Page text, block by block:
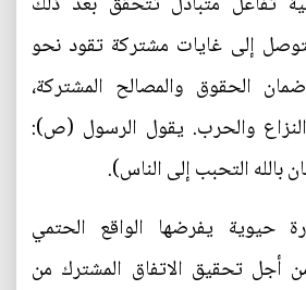
إلى غايات مشتركة تقود نحو
الحقوق والمصالح المشتركة،
والحرب. يقول الرسول (ص):
بالله التحبب إلى الناس).
حيوية يفرضها الواقع الحتمي
أجل تحقيق الاتفاق المشترك من